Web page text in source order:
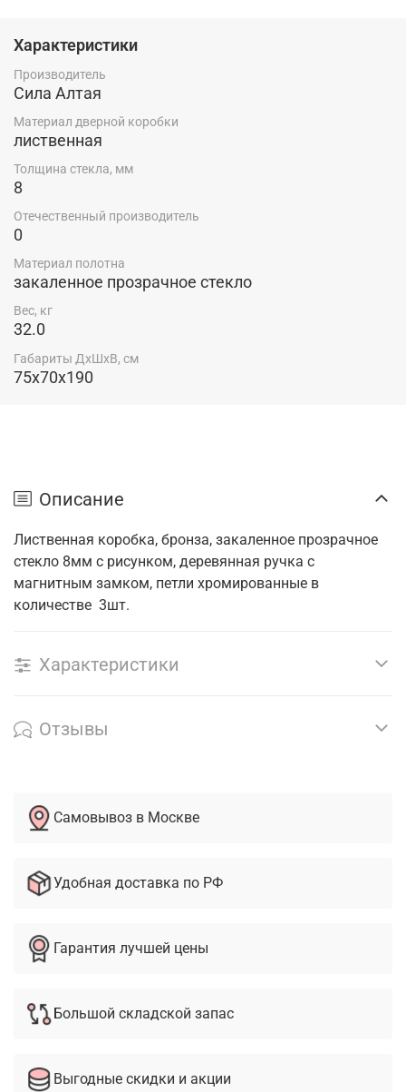
Характеристики
Производитель
Сила Алтая
Материал дверной коробки
лиственная
Толщина стекла, мм
8
Отечественный производитель
0
Материал полотна
закаленное прозрачное стекло
Вес, кг
32.0
Габариты ДхШхВ, см
75x70x190
Описание
Лиственная коробка, бронза, закаленное прозрачное
стекло 8мм с рисунком, деревянная ручка с
магнитным замком, петли хромированные в
количестве 3шт.
Характеристики
Отзывы
Самовывоз в Москве
Удобная доставка по РФ
Гарантия лучшей цены
Большой складской запас
Выгодные скидки и акции